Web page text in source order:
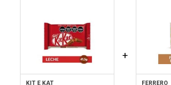
KIT E KAT
+
FERRERO